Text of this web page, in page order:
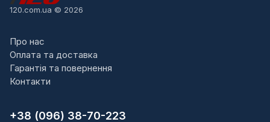
120.com.ua © 2026
Про нас
Оплата та доставка
Гарантія та повернення
Контакти
+38 (096) 38-70-223